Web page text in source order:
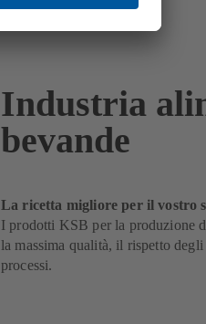
Industria
bevande
La ricetta migliore per il vostro
I prodotti KSB per la produzione
la massima qualità, il rispetto
processi.